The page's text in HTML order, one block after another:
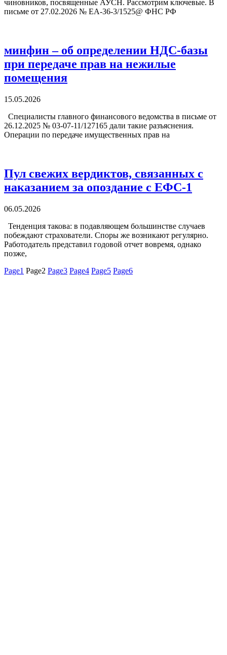
чиновников, посвященные АУСН. Рассмотрим ключевые. В
письме от 27.02.2026 № ЕА-36-3/1525@ ФНС РФ
минфин – об определении НДС-базы
при передаче прав на нежилые
помещения
15.05.2026
Специалисты главного финансового ведомства в письме от
26.12.2025 № 03-07-11/127165 дали такие разъяснения.
Операции по передаче имущественных прав на
Пул свежих вердиктов, связанных с
наказанием за опоздание с ЕФС-1
06.05.2026
Тенденция такова: в подавляющем большинстве случаев
побеждают страхователи. Споры же возникают регулярно.
Работодатель представил годовой отчет вовремя, однако
позже,
Page1 Page2 Page3 Page4 Page5 Page6